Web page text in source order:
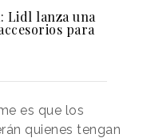
Lidl lanza una
para
es que los
quienes tengan